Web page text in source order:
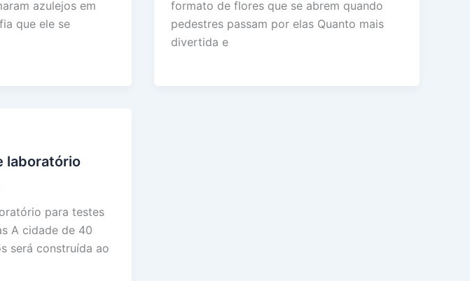
azulejos em
que ele se
formato de flores que se abrem quando
pedestres passam por elas Quanto mais
divertida e
laboratório
para testes
A cidade de 40
será construída ao